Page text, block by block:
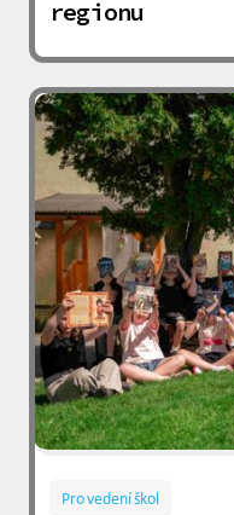
regionu
Pro vedení škol